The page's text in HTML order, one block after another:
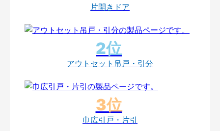
片開きドア
アウトセット吊戸・引分
巾広引戸・片引